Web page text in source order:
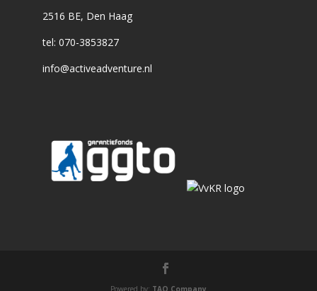
2516 BE, Den Haag
tel: 070-3853827
info@activeadventure.nl